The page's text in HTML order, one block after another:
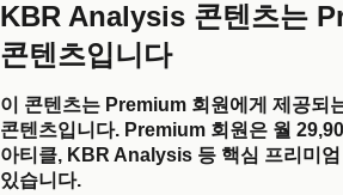
KBR Analysis 콘텐츠는
콘텐츠입니다
이 콘텐츠는 Premium 회원에게 제공되
콘텐츠입니다. Premium 회원은 월
아티클, KBR Analysis 등 핵심 프리미
있습니다.